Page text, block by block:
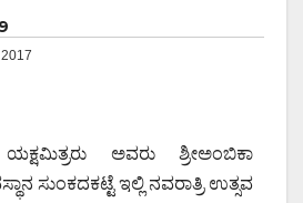
ಯಕ್ಷಮಿತ್ರರು ಅವರು ಶ್ರೀಅಂಬಿಕಾ
ಸುಂಕದಕಟ್ಟೆ ಇಲ್ಲಿ ನವರಾತ್ರಿ ಉತ್ಸವ